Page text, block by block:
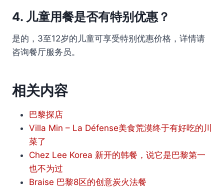
4. 儿童用餐是否有特别优惠？
是的，3至12岁的儿童可享受特别优惠价格，详情请
咨询餐厅服务员。
相关内容
巴黎探店
Villa Min – La Défense美食荒漠终于有好吃的川
菜了
Chez Lee Korea 新开的韩餐，说它是巴黎第一
也不为过
Braise 巴黎8区的创意炭火法餐